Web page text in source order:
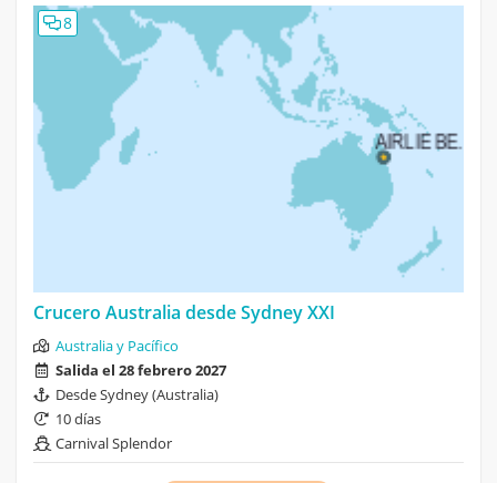
8
Crucero Australia desde Sydney XXI
Australia y Pacífico
Salida el 28 febrero 2027
Desde Sydney (Australia)
10 días
Carnival Splendor